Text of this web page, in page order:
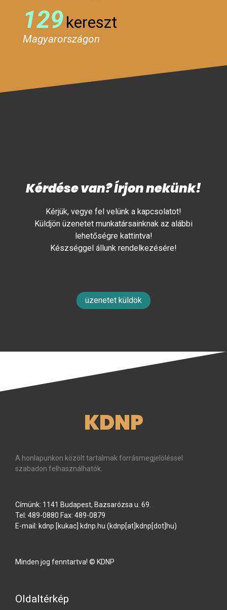
129kereszt
Magyarországon
Kérdése van? Írjon nekünk!
Kérjük, vegye fel velünk a kapcsolatot!
Küldjön üzenetet munkatársainknak az alábbi
lehetőségre kattintva!
Készséggel állunk rendelkezésére!
üzenetet küldök
KDNP
A honlapunkon közölt tartalmak forrásmegjelöléssel
szabadon felhasználhatók.
Címünk: 1141 Budapest, Bazsarózsa u. 69.
Tel: 489-0880 Fax: 489-0879
E-mail: kdnp [kukac] kdnp hu (kdnp[at]kdnp[dot]hu)
Minden jog fenntartva! © KDNP
Oldaltérkép